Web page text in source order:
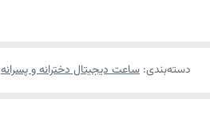
دسته‌بندی: ساعت دیجیتال دخترانه و پسرانه